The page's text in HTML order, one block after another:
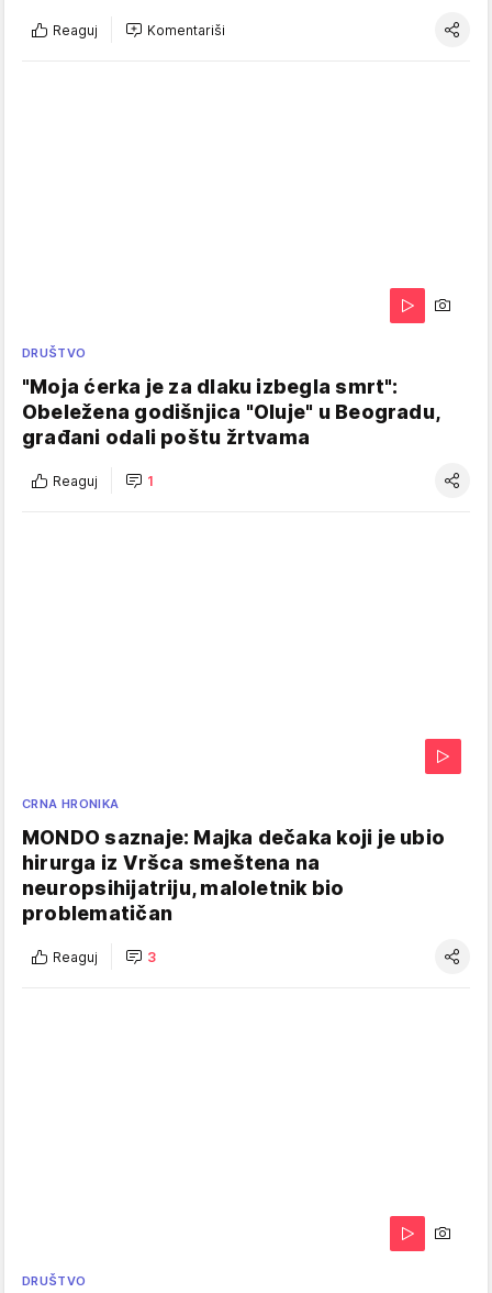
Reaguj Komentariši
DRUŠTVO
"Moja ćerka je za dlaku izbegla smrt":
Obeležena godišnjica "Oluje" u Beogradu,
građani odali poštu žrtvama
Reaguj 1
CRNA HRONIKA
MONDO saznaje: Majka dečaka koji je ubio
hirurga iz Vršca smeštena na
neuropsihijatriju, maloletnik bio
problematičan
Reaguj 3
DRUŠTVO